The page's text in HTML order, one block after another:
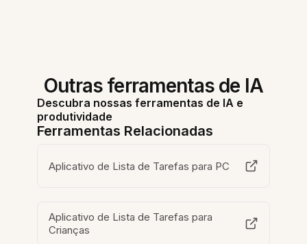
Outras ferramentas de IA
Descubra nossas ferramentas de IA e
produtividade
Ferramentas Relacionadas
Aplicativo de Lista de Tarefas para PC
Aplicativo de Lista de Tarefas para
Crianças